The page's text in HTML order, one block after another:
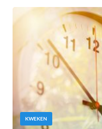
KWEKEN